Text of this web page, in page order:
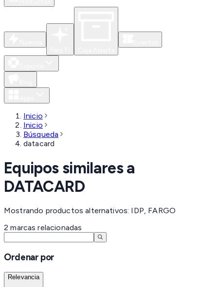
Inicio
Inicio
Búsqueda
datacard
Equipos similares a
DATACARD
Mostrando productos alternativos: IDP, FARGO
2 marcas relacionadas
Ordenar por
Relevancia